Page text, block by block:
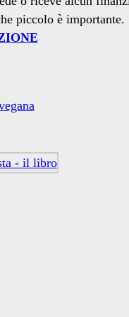
piccolo è importante.